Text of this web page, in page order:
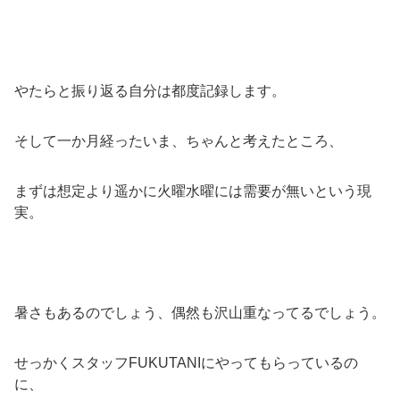
やたらと振り返る自分は都度記録します。
そして一か月経ったいま、ちゃんと考えたところ、
まずは想定より遥かに火曜水曜には需要が無いという現
実。
暑さもあるのでしょう、偶然も沢山重なってるでしょう。
せっかくスタッフFUKUTANIにやってもらっているの
に、